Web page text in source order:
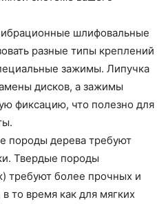
шлифовальные
разные типы креплений
зажимы. Липучка
дисков, а зажимы
фиксацию, что полезно для
породы дерева требуют
Твердые породы
требуют более прочных и
то время как для мягких